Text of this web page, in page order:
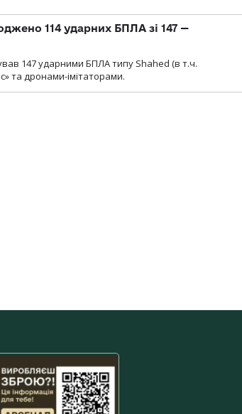
114 ударних БПЛА зі 147 —
147 ударними БПЛА типу Shahed (в т.ч.
та дронами-імітаторами.